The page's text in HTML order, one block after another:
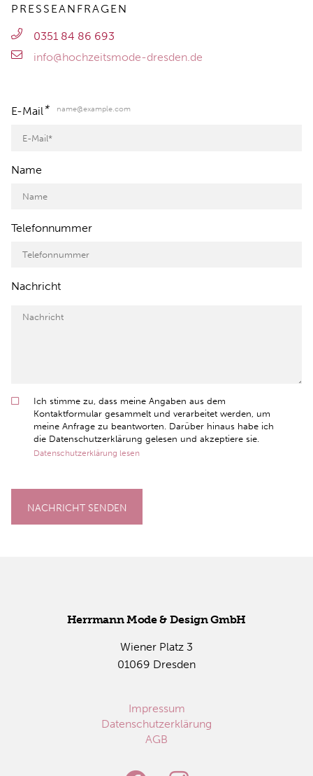
PRESSEANFRAGEN
0351 84 86 693
info@hochzeitsmode-dresden.de
E-Mail* name@example.com
Name
Telefonnummer
Nachricht
Ich stimme zu, dass meine Angaben aus dem
Kontaktformular gesammelt und verarbeitet werden, um
meine Anfrage zu beantworten. Darüber hinaus habe ich
die Datenschutzerklärung gelesen und akzeptiere sie.
Datenschutzerklärung lesen
NACHRICHT SENDEN
Herr­mann Mode & De­sign GmbH
Wie­ner Platz 3
01069 Dres­den
Impressum
Datenschutzerklärung
AGB